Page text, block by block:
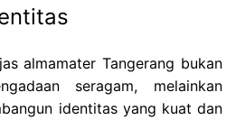
almamater Tangerang bukan
seragam, melainkan
identitas yang kuat dan